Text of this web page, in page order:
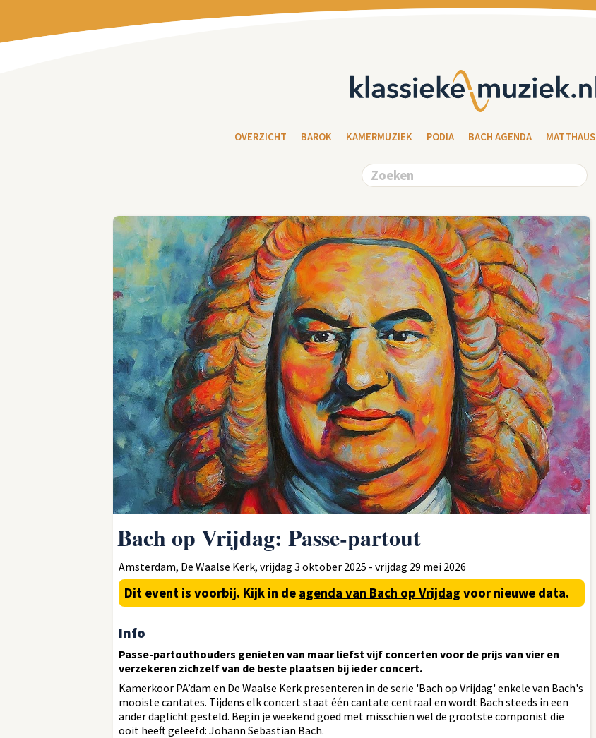
OVERZICHT BAROK KAMERMUZIEK PODIA BACH AGENDA MATTHAUS
Bach op Vrijdag: Passe-partout
Amsterdam, De Waalse Kerk, vrijdag 3 oktober 2025 - vrijdag 29 mei 2026
Dit event is voorbij. Kijk in de agenda van Bach op Vrijdag voor nieuwe data.
Info
Passe-partouthouders genieten van maar liefst vijf concerten voor de prijs van vier en
verzekeren zichzelf van de beste plaatsen bij ieder concert.
Kamerkoor PA’dam en De Waalse Kerk presenteren in de serie 'Bach op Vrijdag' enkele van Bach's
mooiste cantates. Tijdens elk concert staat één cantate centraal en wordt Bach steeds in een
ander daglicht gesteld. Begin je weekend goed met misschien wel de grootste componist die
ooit heeft geleefd: Johann Sebastian Bach.